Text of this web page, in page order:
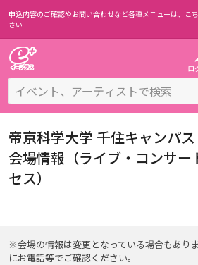
申込内容のご確認やお問い合わせなど各種メニューは、 こ
さい
ロ
帝京科学大学 千住キャンパ
会場情報（ライブ・コンサー
セス）
※会場の情報は変更となっている場合もあり
にお電話等でご確認ください。